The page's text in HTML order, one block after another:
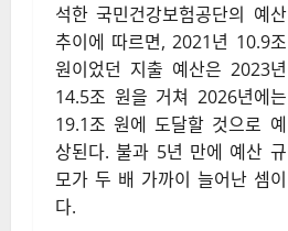
석한 국민건강보험공단의 예산
추이에 따르면, 2021년 10.9조
원이었던 지출 예산은 2023년
14.5조 원을 거쳐 2026년에는
19.1조 원에 도달할 것으로 예
상된다.불과 5년 만에 예산 규
모가 두 배 가까이 늘어난 셈이
다.